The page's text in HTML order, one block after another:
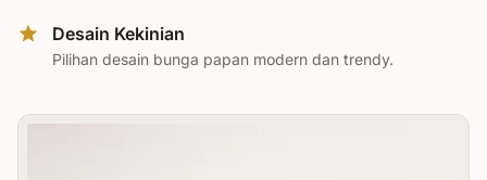
Desain Kekinian
Pilihan desain bunga papan modern dan trendy.